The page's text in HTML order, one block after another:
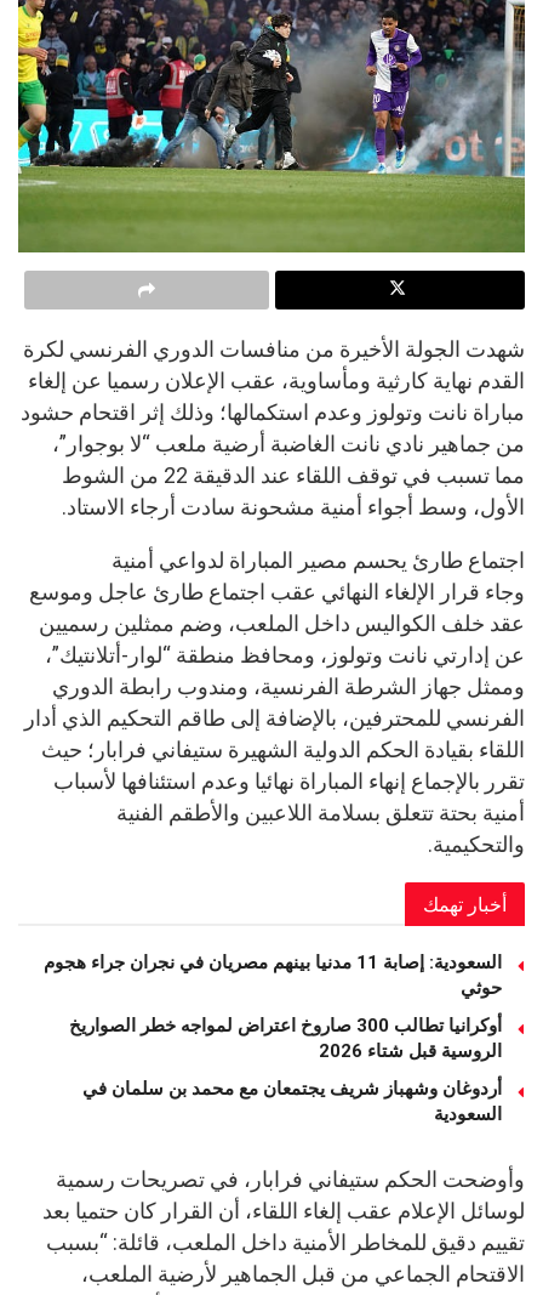
شهدت الجولة الأخيرة من منافسات الدوري الفرنسي لكرة
القدم نهاية كارثية ومأساوية، عقب الإعلان رسميا عن إلغاء
مباراة نانت وتولوز وعدم استكمالها؛ وذلك إثر اقتحام حشود
من جماهير نادي نانت الغاضبة أرضية ملعب “لا بوجوار”،
مما تسبب في توقف اللقاء عند الدقيقة 22 من الشوط
الأول، وسط أجواء أمنية مشحونة سادت أرجاء الاستاد.
اجتماع طارئ يحسم مصير المباراة لدواعي أمنية
وجاء قرار الإلغاء النهائي عقب اجتماع طارئ عاجل وموسع
عقد خلف الكواليس داخل الملعب، وضم ممثلين رسميين
عن إدارتي نانت وتولوز، ومحافظ منطقة “لوار-أتلانتيك”،
وممثل جهاز الشرطة الفرنسية، ومندوب رابطة الدوري
الفرنسي للمحترفين، بالإضافة إلى طاقم التحكيم الذي أدار
اللقاء بقيادة الحكم الدولية الشهيرة ستيفاني فرابار؛ حيث
تقرر بالإجماع إنهاء المباراة نهائيا وعدم استئنافها لأسباب
أمنية بحتة تتعلق بسلامة اللاعبين والأطقم الفنية
والتحكيمية.
أخبار تهمك
السعودية: إصابة 11 مدنيا بينهم مصريان في نجران جراء هجوم
حوثي
أوكرانيا تطالب 300 صاروخ اعتراض لمواجه خطر الصواريخ
الروسية قبل شتاء 2026
أردوغان وشهباز شريف يجتمعان مع محمد بن سلمان في
السعودية
وأوضحت الحكم ستيفاني فرابار، في تصريحات رسمية
لوسائل الإعلام عقب إلغاء اللقاء، أن القرار كان حتميا بعد
تقييم دقيق للمخاطر الأمنية داخل الملعب، قائلة: “بسبب
الاقتحام الجماعي من قبل الجماهير لأرضية الملعب،